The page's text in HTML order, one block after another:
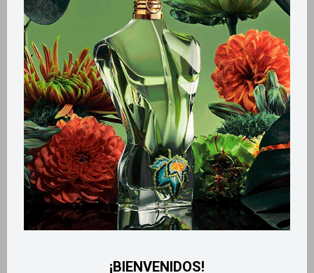
¡BIENVENIDOS!
Métodos y costos de envío
Retiros gratuitos en tiendas
Productos que te pueden interesar